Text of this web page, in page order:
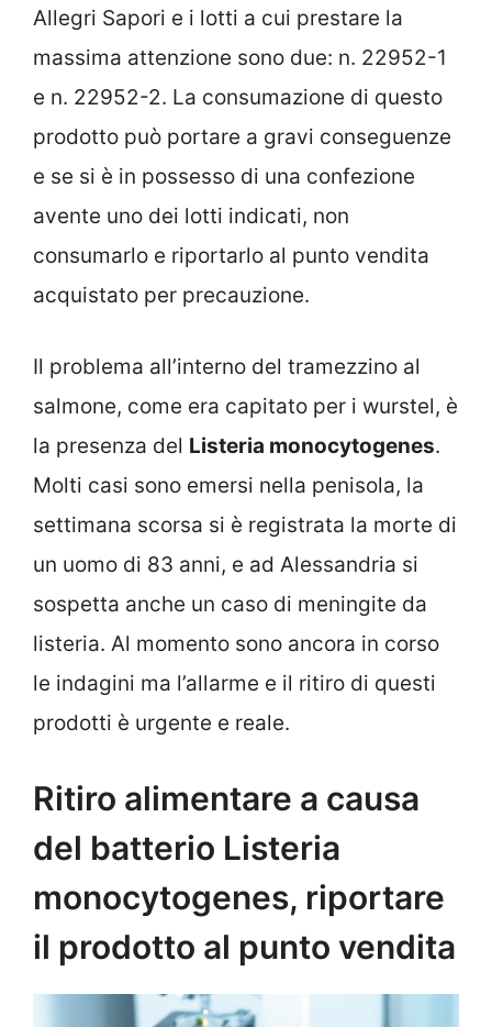
Allegri Sapori e i lotti a cui prestare la
massima attenzione sono due: n. 22952-1
e n. 22952-2. La consumazione di questo
prodotto può portare a gravi conseguenze
e se si è in possesso di una confezione
avente uno dei lotti indicati, non
consumarlo e riportarlo al punto vendita
acquistato per precauzione.
Il problema all’interno del tramezzino al
salmone, come era capitato per i wurstel, è
la presenza del Listeria monocytogenes.
Molti casi sono emersi nella penisola, la
settimana scorsa si è registrata la morte di
un uomo di 83 anni, e ad Alessandria si
sospetta anche un caso di meningite da
listeria. Al momento sono ancora in corso
le indagini ma l’allarme e il ritiro di questi
prodotti è urgente e reale.
Ritiro alimentare a causa
del batterio Listeria
monocytogenes, riportare
il prodotto al punto vendita